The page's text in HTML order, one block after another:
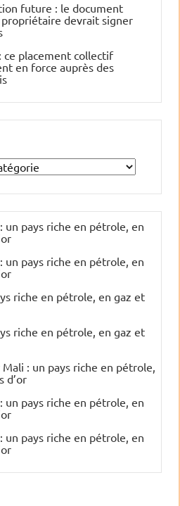
future : le document
devrait signer
ce placement collectif
en force auprès des
un pays riche en pétrole, en
un pays riche en pétrole, en
riche en pétrole, en gaz et
riche en pétrole, en gaz et
Mali : un pays riche en pétrole,
d’or
un pays riche en pétrole, en
un pays riche en pétrole, en